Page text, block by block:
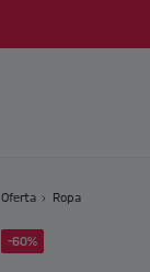
Oferta Ropa
-60%